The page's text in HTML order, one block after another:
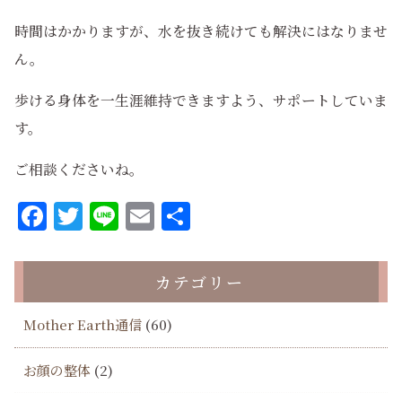
時間はかかりますが、水を抜き続けても解決にはなりませ
ん。
歩ける身体を一生涯維持できますよう、サポートしていま
す。
ご相談くださいね。
Facebook
Twitter
LineEmail
カテゴリー
Mother Earth通信 (60)
お顔の整体 (2)